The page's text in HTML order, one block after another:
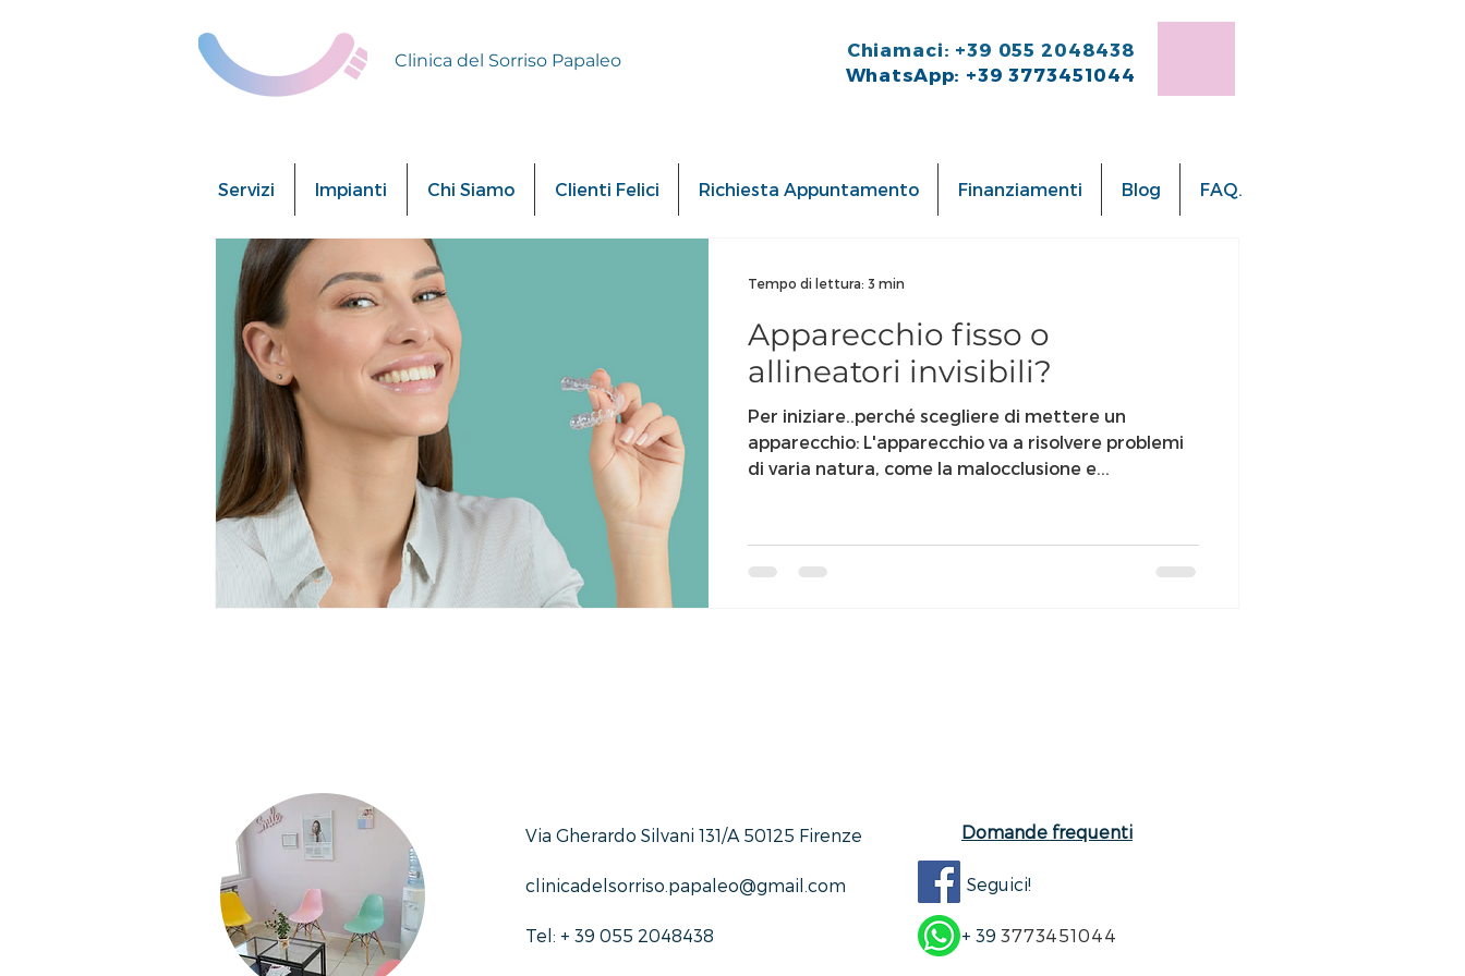
Chiamaci: +39 055 2048438
WhatsApp: +39 3773451044
Clinica del Sorriso Papaleo
Servizi Impianti Chi Siamo Clienti Felici Richiesta Appuntamento Finanziamenti Blog FAQ.
Apparecchio fisso o
allineatori invisibili?
Per iniziare..perché scegliere di mettere un
apparecchio: L'apparecchio va a risolvere problemi
di varia natura, come la malocclusione e...
Tempo di lettura: 3 min
Via Gherardo Silvani 131/A 50125 Firenze
clinicadelsorriso.papaleo@gmail.com
Tel: + 39 055 2048438
Domande frequenti
Seguici!
+ 39 3773451044